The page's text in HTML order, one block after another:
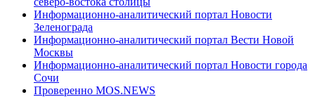
Информационно-аналитический портал Новости
Зеленограда
Информационно-аналитический портал Вести Новой
Москвы
Информационно-аналитический портал Новости города
Сочи
Проверенно MOS.NEWS